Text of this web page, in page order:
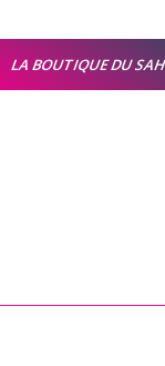
LA BOUTIQUE DU